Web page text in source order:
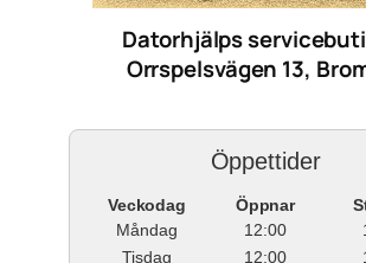
Datorhjälps
Orrspelsvägen 13,
Öppettider
Veckodag Öppnar
Måndag
12:00
Tisdag
12:00